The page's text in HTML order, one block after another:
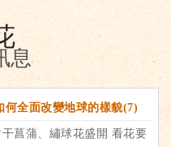
息
全面改變地球的樣貌(7)
菖蒲、繡球花盛開 看花要